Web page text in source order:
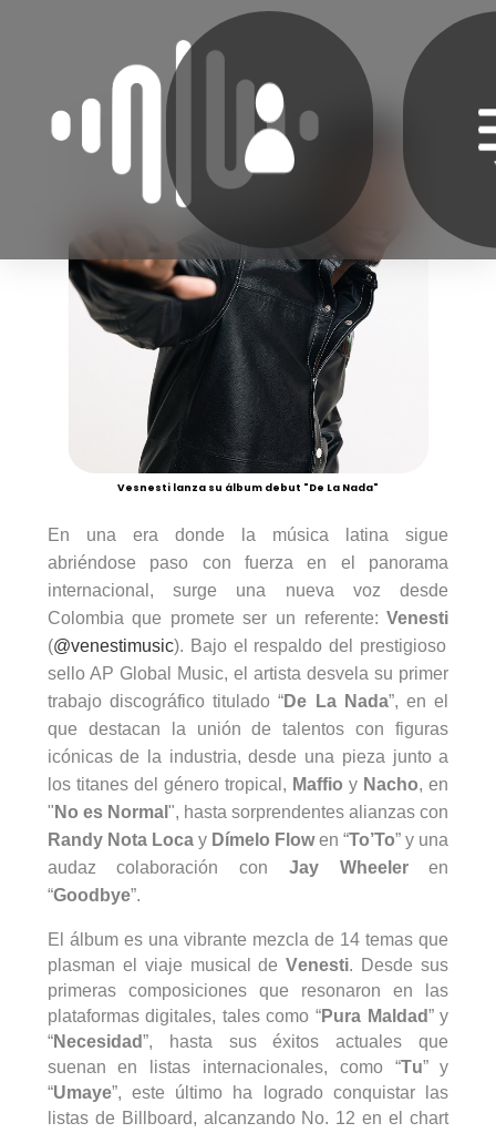
Vesnesti lanza su álbum debut "De La Nada"
En una era donde la música latina sigue
abriéndose paso con fuerza en el panorama
internacional, surge una nueva voz desde
Colombia que promete ser un referente:Venesti
(@venestimusic). Bajo el respaldo del prestigioso
sello AP Global Music, el artista desvela su primer
trabajo discográfico titulado “De La Nada”, en el
que destacan la unión de talentos con figuras
icónicas de la industria, desde una pieza junto a
los titanes del género tropical, Maffio y Nacho, en
" No es Normal ", hasta sorprendentes alianzas con
Randy Nota Locay Dímelo Flowen “To’To” y una
audaz colaboración con Jay Wheeleren
“Goodbye”.
El álbum es una vibrante mezcla de 14 temas que
plasman el viaje musical deVenesti. Desde sus
primeras composiciones que resonaron en las
plataformas digitales, tales como “Pura Maldad” y
“Necesidad”, hasta sus éxitos actuales que
suenan en listas internacionales, como “Tu” y
“Umaye”, este último ha logrado conquistar las
listas de Billboard, alcanzando No. 12 en el chart